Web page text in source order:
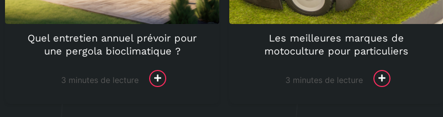
Quel entretien annuel prévoir pour
une pergola bioclimatique ?
3 minutes de lecture
Les meilleures marques de
motoculture pour particuliers
3 minutes de lecture